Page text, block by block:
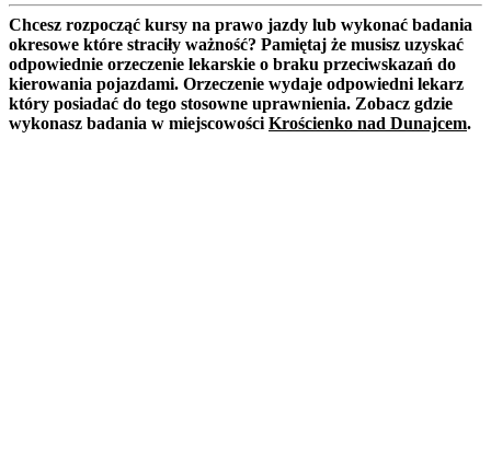
Chcesz rozpocząć kursy na prawo jazdy lub wykonać badania
okresowe które straciły ważność? Pamiętaj że musisz uzyskać
odpowiednie orzeczenie lekarskie o braku przeciwskazań do
kierowania pojazdami. Orzeczenie wydaje odpowiedni lekarz
który posiadać do tego stosowne uprawnienia. Zobacz gdzie
wykonasz badania w miejscowości Krościenko nad Dunajcem.